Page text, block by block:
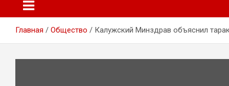
Главная Общество Калужский Минздрав объяснил